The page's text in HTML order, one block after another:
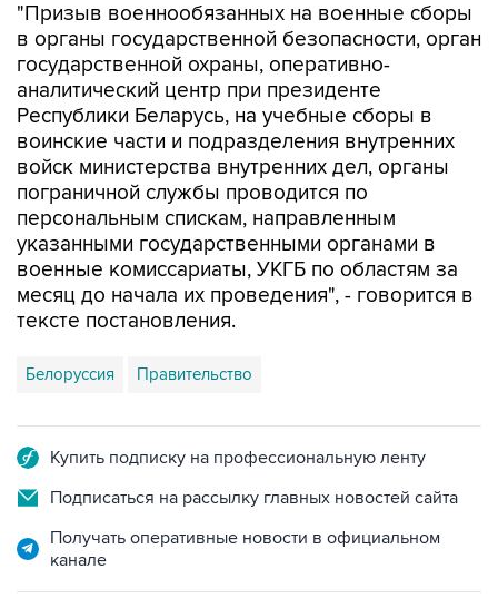
"Призыв военнообязанных на военные сборы
в органы государственной безопасности, орган
государственной охраны, оперативно-
аналитический центр при президенте
Республики Беларусь, на учебные сборы в
воинские части и подразделения внутренних
войск министерства внутренних дел, органы
пограничной службы проводится по
персональным спискам, направленным
указанными государственными органами в
военные комиссариаты, УКГБ по областям за
месяц до начала их проведения", - говорится в
тексте постановления.
Белоруссия Правительство
Купить подписку на профессиональную ленту
Подписаться на рассылку главных новостей сайта
Получать оперативные новости в официальном
канале